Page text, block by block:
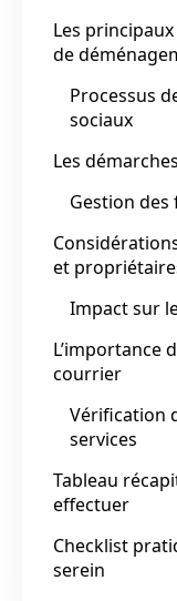
Les
de
Processus
sociaux
Les
Gestion des
et
Impact sur
L’importance
courrier
Vérification
services
Tableau
effectuer
Checklist
serein